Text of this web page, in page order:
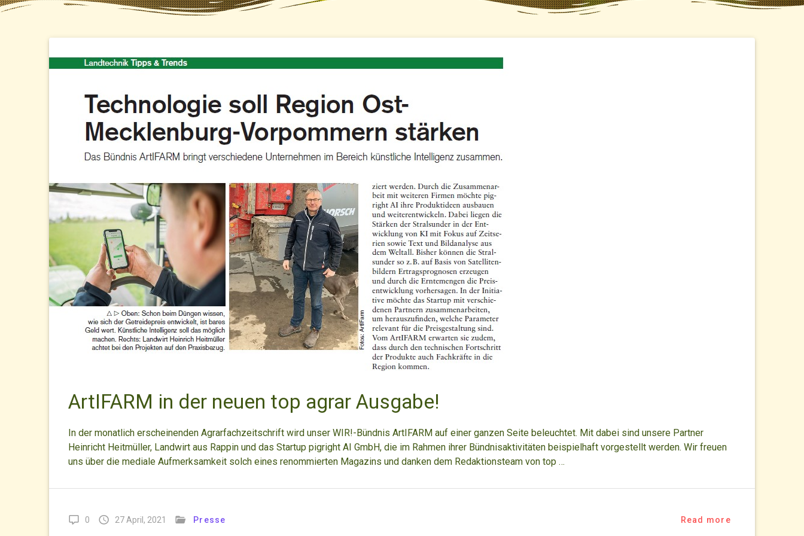
ArtIFARM in der neuen top agrar Ausgabe!
In der monatlich erscheinenden Agrarfachzeitschrift wird unser WIR!-Bündnis ArtIFARM auf einer ganzen Seite beleuchtet. Mit dabei sind unsere Partner
Heinricht Heitmüller, Landwirt aus Rappin und das Startup pigright AI GmbH, die im Rahmen ihrer Bündnisaktivitäten beispielhaft vorgestellt werden. Wir freuen
uns über die mediale Aufmerksamkeit solch eines renommierten Magazins und danken dem Redaktionsteam von top …
0 27 April, 2021 Presse Read more